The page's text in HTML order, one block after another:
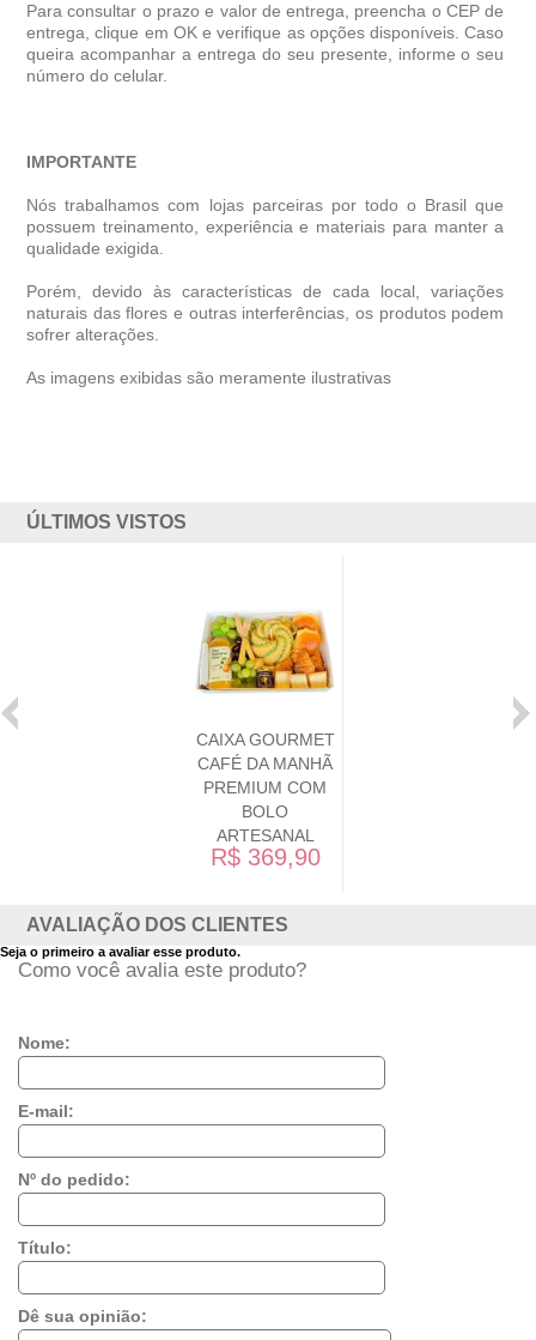
Para consultar o prazo e valor de entrega, preencha o CEP de
entrega, clique em OK e verifique as opções disponíveis. Caso
queira acompanhar a entrega do seu presente, informe o seu
número do celular.
IMPORTANTE
Nós trabalhamos com lojas parceiras por todo o Brasil que
possuem treinamento, experiência e materiais para manter a
qualidade exigida.
Porém, devido às características de cada local, variações
naturais das flores e outras interferências, os produtos podem
sofrer alterações.
As imagens exibidas são meramente ilustrativas
ÚLTIMOS VISTOS
CAIXA GOURMET
CAFÉ DA MANHÃ
PREMIUM COM
BOLO
ARTESANAL
R$ 369,90
AVALIAÇÃO DOS CLIENTES
Seja o primeiro a avaliar esse produto.
Como você avalia este produto?
Nome:
E-mail:
Nº do pedido:
Título:
Dê sua opinião: